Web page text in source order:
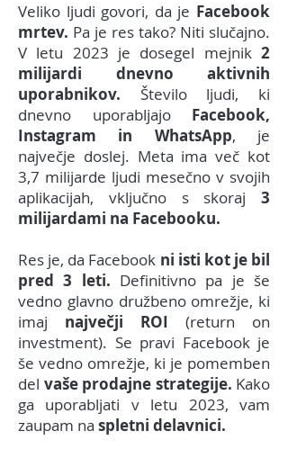
Veliko ljudi govori, da je Facebook
mrtev. Pa je res tako? Niti slučajno.
V letu 2023 je dosegel mejnik 2
milijardi dnevno aktivnih
uporabnikov. Število ljudi, ki
dnevno uporabljajo Facebook,
Instagram in WhatsApp, je
največje doslej. Meta ima več kot
3,7 milijarde ljudi mesečno v svojih
aplikacijah, vključno s skoraj 3
milijardami na Facebooku.
Res je, da Facebook ni isti kot je bil
pred 3 leti. Definitivno pa je še
vedno glavno družbeno omrežje, ki
imaj največji ROI (return on
investment). Se pravi Facebook je
še vedno omrežje, ki je pomemben
del vaše prodajne strategije. Kako
ga uporabljati v letu 2023, vam
zaupam na spletni delavnici.